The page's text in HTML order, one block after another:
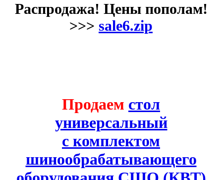
Распродажа! Цены пополам!
>>> sale6.zip
Продаем стол
универсальный
с комплектом
шинообрабатывающего